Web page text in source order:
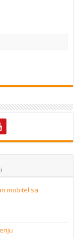
mobitel sa